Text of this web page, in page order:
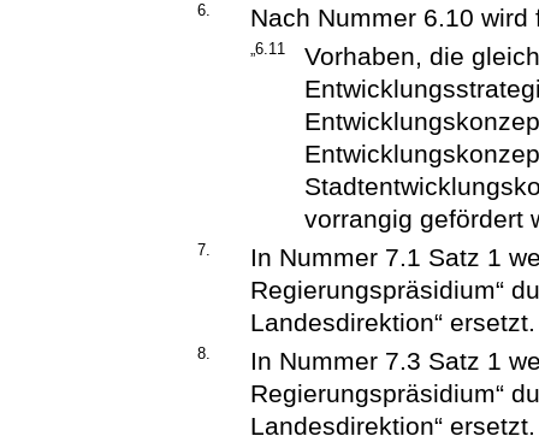
6. Nach Nummer 6.10
„6.11
Vorhaben, die
vorrangig gefördert
7.
In Nummer 7.1 Satz 1
Regierungspräsidium“
Landesdirektion“ ersetzt.
8.
In Nummer 7.3 Satz 1
Regierungspräsidium“
Landesdirektion“ ersetzt.